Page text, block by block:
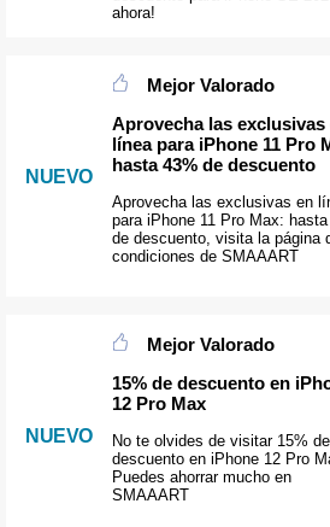
ahora!
NUEVO
Mejor Valorado
Aprovecha las exclusivas
línea para iPhone 11 Pro
hasta 43% de descuento
Aprovecha las exclusivas en
para iPhone 11 Pro Max:
de descuento, visita la página
condiciones de SMAAART
NUEVO
Mejor Valorado
15% de descuento en
12 Pro Max
No te olvides de visitar 15% de
descuento en iPhone 12 Pro
Puedes ahorrar mucho en
SMAAART